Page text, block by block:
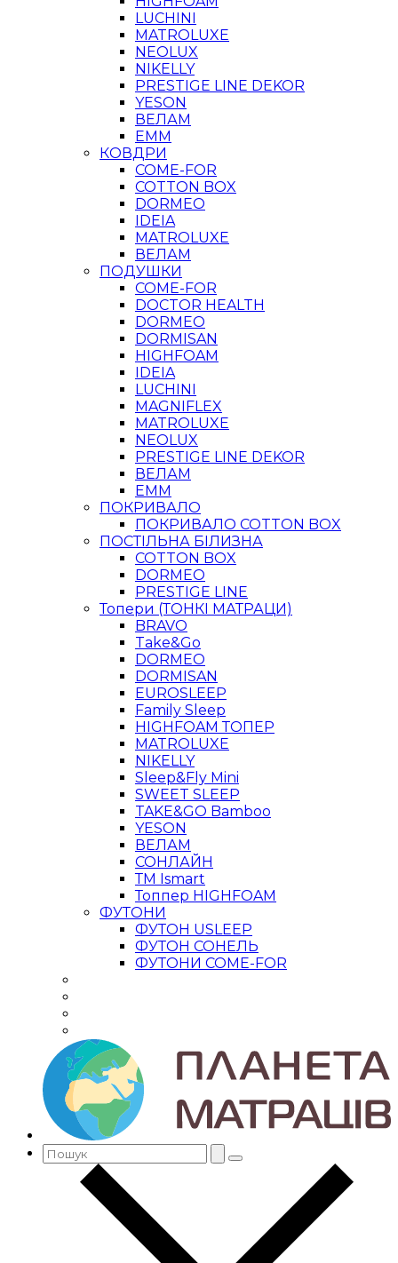
LUCHINI
MATROLUXE
NEOLUX
NIKELLY
PRESTIGE LINE DEKOR
YESON
ВЕЛАМ
ЕММ
КОВДРИ
COME-FOR
COTTON BOX
DORMEO
IDEIA
MATROLUXE
ВЕЛАМ
ПОДУШКИ
COME-FOR
DOCTOR HEALTH
DORMEO
DORMISAN
HIGHFOAM
IDEIA
LUCHINI
MAGNIFLEX
MATROLUXE
NEOLUX
PRESTIGE LINE DEKOR
ВЕЛАМ
ЕММ
ПОКРИВАЛО
ПОКРИВАЛО COTTON BOX
ПОСТІЛЬНА БІЛИЗНА
COTTON BOX
DORMEO
PRESTIGE LINE
Топери (ТОНКІ МАТРАЦИ)
BRAVO
Take&Go
DORMEO
DORMISAN
EUROSLEEP
Family Sleep
HIGHFOAM ТОПЕР
MATROLUXE
NIKELLY
Sleep&Fly Mini
SWEET SLEEP
TAKE&GO Bamboo
YESON
ВЕЛАМ
СОНЛАЙН
ТМ Ismart
Топпер HIGHFOAM
ФУТОНИ
ФУТОН USLEEP
ФУТОН СОНЕЛЬ
ФУТОНИ COME-FOR